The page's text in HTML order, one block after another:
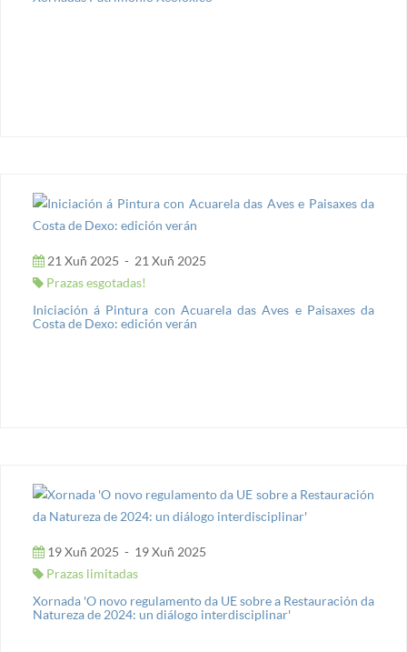
21 Xuñ 2025 - 21 Xuñ 2025
Prazas esgotadas!
Iniciación á Pintura con Acuarela das Aves e Paisaxes da
Costa de Dexo: edición verán
19 Xuñ 2025 - 19 Xuñ 2025
Prazas limitadas
Xornada 'O novo regulamento da UE sobre a Restauración da
Natureza de 2024: un diálogo interdisciplinar'